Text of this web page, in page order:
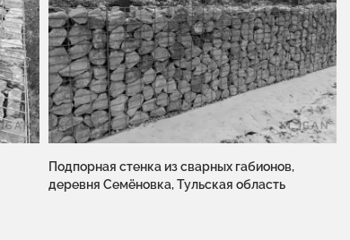
Подпорная стенка из сварных габионов,
деревня Семёновка, Тульская область